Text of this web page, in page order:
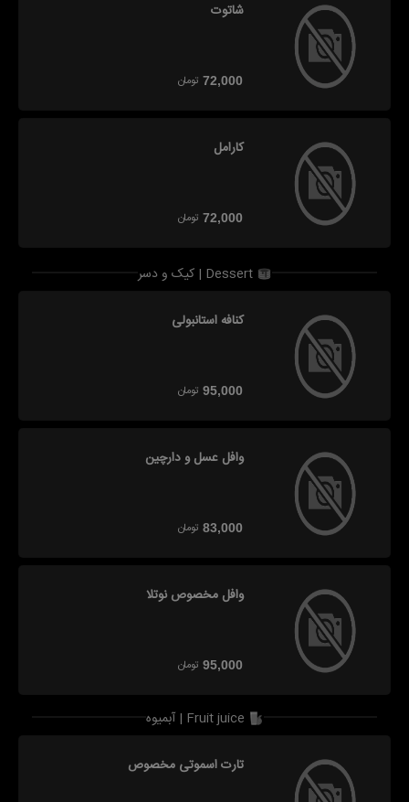
شاتوت
72,000 تومان
کارامل
72,000 تومان
کیک و دسر | Dessert
کنافه استانبولی
95,000 تومان
وافل عسل و دارچین
83,000 تومان
وافل مخصوص نوتلا
95,000 تومان
آبمیوه | Fruit juice
تارت اسموتی مخصوص